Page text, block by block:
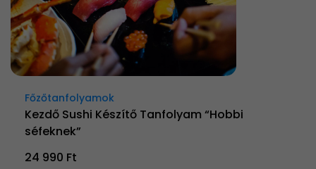
Főzőtanfolyamok
Kezdő Sushi Készítő Tanfolyam “Hobbi
séfeknek”
24 990 Ft